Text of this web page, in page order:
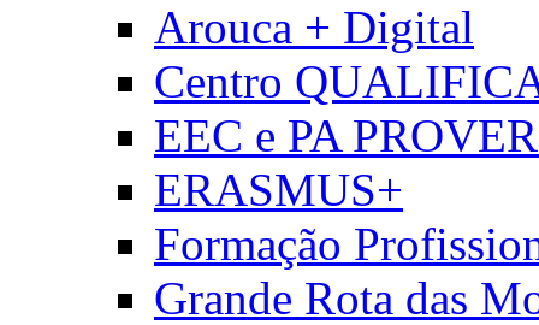
Arouca + Digital
Centro
EEC e PA
ERASMUS+
Formação
Grande Rota das